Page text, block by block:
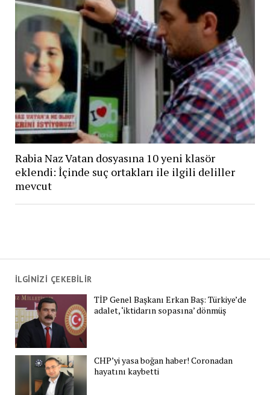
İLGİNİZİ ÇEKEBİLİR
TİP Genel Başkanı Erkan Baş: Türkiye’de
adalet, ‘iktidarın sopasına’ dönmüş
CHP’yi yasa boğan haber! Coronadan
hayatını kaybetti
Rabia Naz Vatan dosyasına 10 yeni klasör
eklendi: İçinde suç ortakları ile ilgili deliller
mevcut